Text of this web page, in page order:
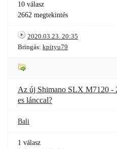
10 válasz
2662 megtekintés
2020.03.23. 20:35
Bringás: kpityu79
Az új Shimano SLX M7120 -
es lánccal?
Bali
1 válasz